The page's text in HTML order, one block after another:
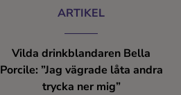
ARTIKEL
Vilda drinkblandaren Bella
Porcile: ”Jag vägrade låta andra
trycka ner mig”